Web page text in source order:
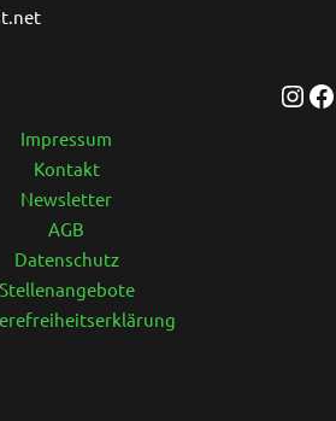
Impressum
Kontakt
Newsletter
AGB
Datenschutz
Stellenangebote